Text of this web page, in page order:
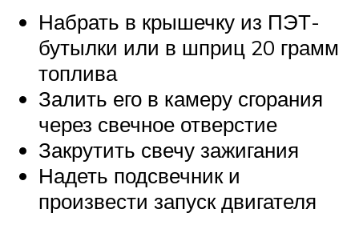
Набрать в крышечку из ПЭТ-
бутылки или в шприц 20 грамм
топлива
Залить его в камеру сгорания
через свечное отверстие
Закрутить свечу зажигания
Надеть подсвечник и
произвести запуск двигателя